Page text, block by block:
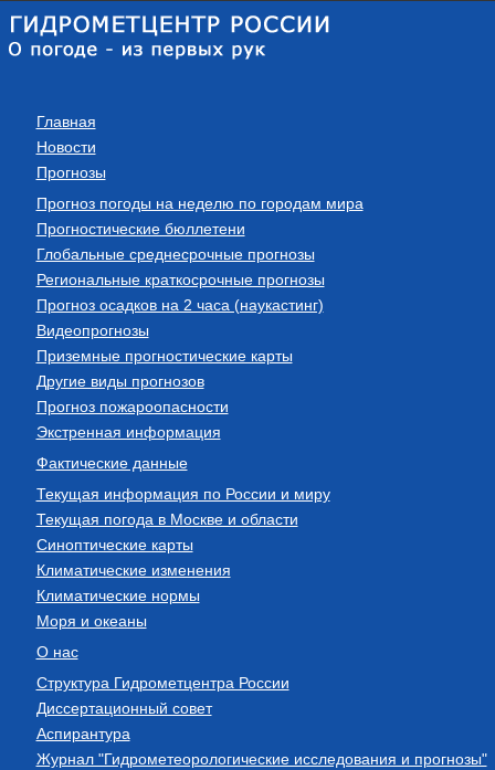
Главная
Новости
Прогнозы
Прогноз погоды на неделю по городам мира
Прогностические бюллетени
Глобальные среднесрочные прогнозы
Региональные краткосрочные прогнозы
Прогноз осадков на 2 часа (наукастинг)
Видеопрогнозы
Приземные прогностические карты
Другие виды прогнозов
Прогноз пожароопасности
Экстренная информация
Фактические данные
Текущая информация по России и миру
Текущая погода в Москве и области
Синоптические карты
Климатические изменения
Климатические нормы
Моря и океаны
О нас
Структура Гидрометцентра России
Диссертационный совет
Аспирантура
Журнал "Гидрометеорологические исследования и прогнозы"